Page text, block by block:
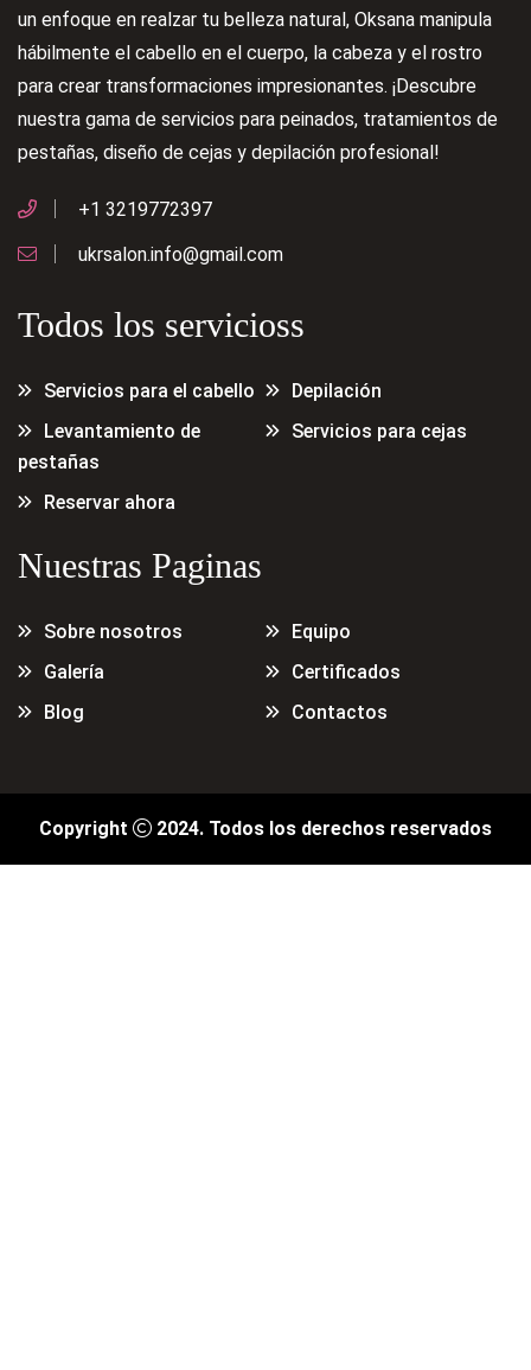
un enfoque en realzar tu belleza natural, Oksana manipula
hábilmente el cabello en el cuerpo, la cabeza y el rostro
para crear transformaciones impresionantes. ¡Descubre
nuestra gama de servicios para peinados, tratamientos de
pestañas, diseño de cejas y depilación profesional!
+1 3219772397
ukrsalon.info@gmail.com
Todos los servicioss
Servicios para el cabello
Depilación
Levantamiento de
pestañas
Servicios para cejas
Reservar ahora
Nuestras Paginas
Sobre nosotros
Equipo
Galería
Certificados
Blog
Contactos
Copyright 2024. Todos los derechos reservados